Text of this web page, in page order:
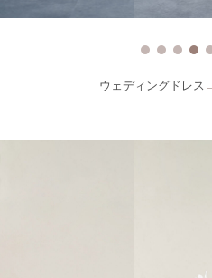
ウェディングドレス